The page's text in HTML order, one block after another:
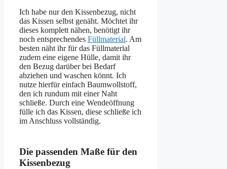
Ich habe nur den Kissenbezug, nicht
das Kissen selbst genäht. Möchtet ihr
dieses komplett nähen, benötigt ihr
noch entsprechendes Füllmaterial. Am
besten näht ihr für das Füllmaterial
zudem eine eigene Hülle, damit ihr
den Bezug darüber bei Bedarf
abziehen und waschen könnt. Ich
nutze hierfür einfach Baumwollstoff,
den ich rundum mit einer Naht
schließe. Durch eine Wendeöffnung
fülle ich das Kissen, diese schließe ich
im Anschluss vollständig.
Die passenden Maße für den
Kissenbezug